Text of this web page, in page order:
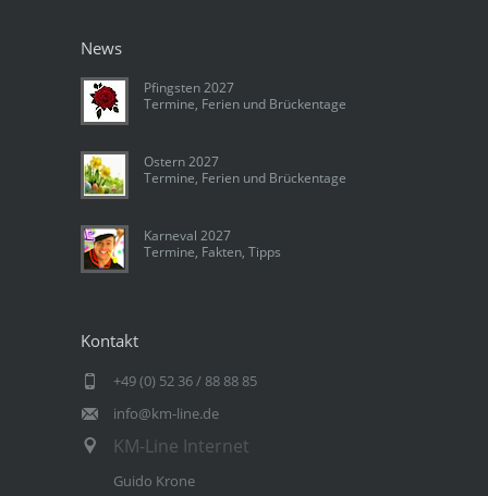
News
Pfingsten 2027
Termine, Ferien und Brückentage
Ostern 2027
Termine, Ferien und Brückentage
Karneval 2027
Termine, Fakten, Tipps
Kontakt
+49 (0) 52 36 / 88 88 85
info@km-line.de
KM-Line Internet
Guido Krone